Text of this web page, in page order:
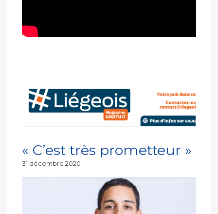
« C’est très prometteur »
Publié
31 décembre 2020